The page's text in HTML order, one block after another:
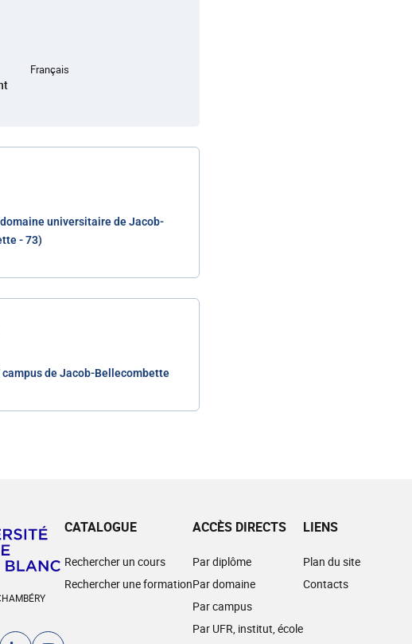
Français
universitaire de Jacob-
- 73)
campus de Jacob-Bellecombette
CATALOGUE
Rechercher un cours
Rechercher une formation
ACCÈS DIRECTS
Par diplôme
Par domaine
Par campus
Par UFR, institut, école
LIENS
Plan du site
Contacts